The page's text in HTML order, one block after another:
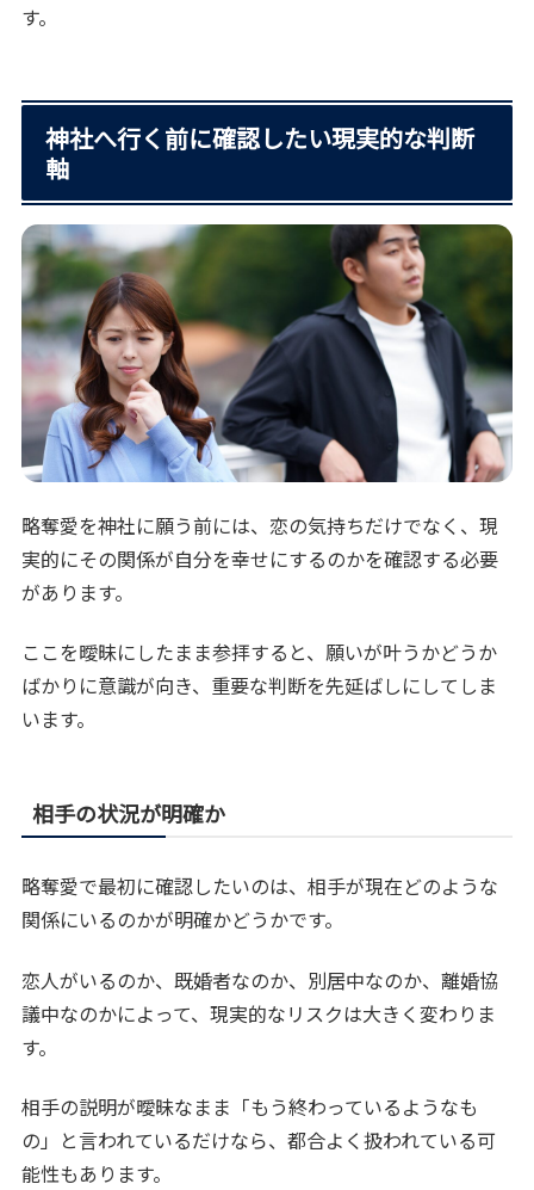
す。
神社へ行く前に確認したい現実的な判断
軸
略奪愛を神社に願う前には、恋の気持ちだけでなく、現
実的にその関係が自分を幸せにするのかを確認する必要
があります。
ここを曖昧にしたまま参拝すると、願いが叶うかどうか
ばかりに意識が向き、重要な判断を先延ばしにしてしま
います。
相手の状況が明確か
略奪愛で最初に確認したいのは、相手が現在どのような
関係にいるのかが明確かどうかです。
恋人がいるのか、既婚者なのか、別居中なのか、離婚協
議中なのかによって、現実的なリスクは大きく変わりま
す。
相手の説明が曖昧なまま「もう終わっているようなも
の」と言われているだけなら、都合よく扱われている可
能性もあります。